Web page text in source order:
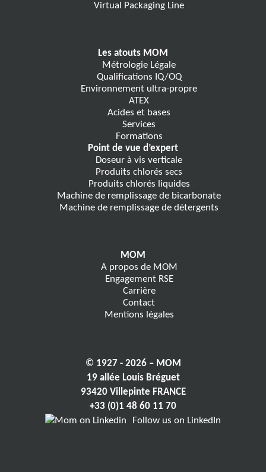
Virtual Packaging Line
Les atouts MOM
Métrologie Légale
Qualifications IQ/OQ
Environnement ultra-propre
ATEX
Acides et bases
Services
Formations
Point de vue d’expert
Doseur à vis verticale
Produits chlorés secs
Produits chlorés liquides
Machine de remplissage de bicarbonate
Machine de remplissage de détergents
MOM
A propos de MOM
Engagement RSE
Carrière
Contact
Mentions légales
© 1927 - 2026 – MOM
19 allée Louis Bréguet
93420 Villepinte FRANCE
+33 (0)1 48 60 11 70
Follow us on LinkedIn